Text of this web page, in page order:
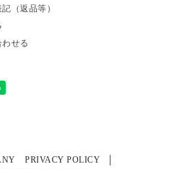
（返品等）
せる
PRIVACY POLICY